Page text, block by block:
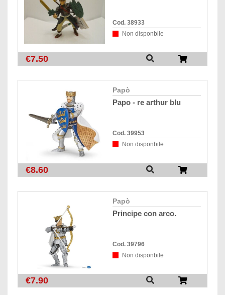
Cod. 38933
Non disponbile
€7.50
papò
papo - re arthur blu
Cod. 39953
Non disponbile
€8.60
papò
principe con arco.
Cod. 39796
Non disponbile
€7.90